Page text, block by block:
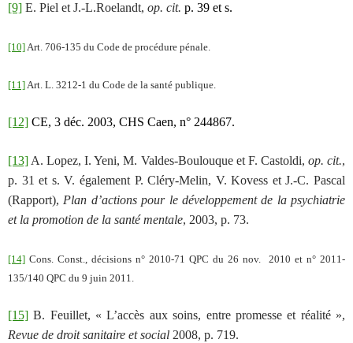
[9] E. Piel et J.-L.Roelandt, op. cit. p. 39 et s.
[10]Art. 706-135 du Code de procédure pénale.
[11]Art. L. 3212-1 du Code de la santé publique.
[12] CE, 3 déc. 2003, CHS Caen, n° 244867.
[13] A. Lopez, I. Yeni, M. Valdes-Boulouque et F. Castoldi, op. cit.,
p. 31 et s. V. également P. Cléry-Melin, V. Kovess et J.-C. Pascal
(Rapport), Plan d’actions pour le développement de la psychiatrie
et la promotion de la santé mentale, 2003, p. 73.
[14] Cons. Const., décisions n° 2010-71 QPC du 26 nov.
2010 et n° 2011-
135/140 QPC du 9 juin 2011.
[15] B. Feuillet, « L’accès aux soins, entre promesse et réalité »,
Revue de droit sanitaire et social 2008, p. 719.